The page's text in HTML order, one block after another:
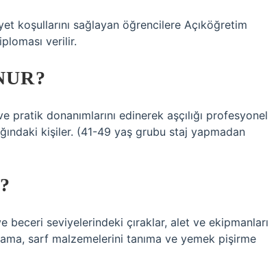
koşullarını sağlayan öğrencilere Açıköğretim
verilir.
donanımlarını edinerek aşçılığı profesyonel
kişiler. (41-49 yaş grubu staj yapmadan
seviyelerindeki çıraklar, alet ve ekipmanları
sarf malzemelerini tanıma ve yemek pişirme